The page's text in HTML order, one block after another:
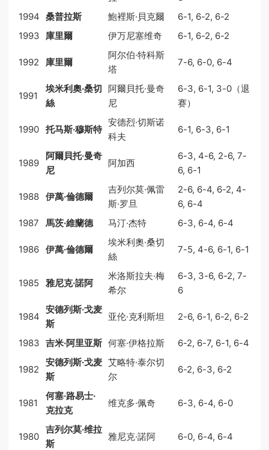
1994 桑普拉斯 鮑裡斯·貝克爾
6-1, 6-2, 6-2
1993
庫里爾 伊万尼塞维奇 6-1, 6-2, 6-2
1992 庫里爾
阿尔伯·特科斯
塔
7-6, 6-0, 6-4
1991
埃米利奧·桑切
絲
阿爾貝托·曼奇
尼
6-3, 6-1, 3-0（退
赛）
1990 托马斯·穆斯特
安德烈·切斯诺
科夫
6-1, 6-3, 6-1
1989
阿爾貝托·曼奇
尼
阿加西
6-3, 4-6, 2-6, 7-
6, 6-1
1988 伊萬·倫德爾
吉列尔莫·佩雷
斯·罗旦
2-6, 6-4, 6-2, 4-
6, 6-4
1987
馬茨·維蘭德 马汀·杰特 6-3, 6-4, 6-4
1986 伊萬·倫德爾
埃米利奧·桑切
絲
7-5, 4-6, 6-1, 6-1
1985 雅尼克·諾阿
米洛斯拉夫·梅
希尔
6-3, 3-6, 6-2, 7-
6
1984
安德列斯·戈麦
斯
亚伦·克利斯坦 2-6, 6-1, 6-2, 6-2
1983 吉米·阿里亚斯 何塞·伊格拉斯 6-2, 6-7, 6-1, 6-4
1982
安德列斯·戈麦
斯
艾略特·泰尔切
尔
6-2, 6-3, 6-2
1981
何塞·路易士·
克拉克
维克多·佩奇 6-3, 6-4, 6-0
1980
吉列尔莫·维拉
斯
雅尼克·諾阿 6-0, 6-4, 6-4